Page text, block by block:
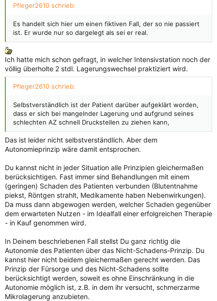
Pfleger2610 schrieb:
Es handelt sich hier um einen fiktiven Fall, der so nie passiert
ist. Er wurde nur so dargelegt als sei er real.
Ich hatte mich schon gefragt, in welcher Intensivstation noch der
völlig überholte 2 stdl. Lagerungswechsel praktiziert wird.
Pfleger2610 schrieb:
Selbstverständlich ist der Patient darüber aufgeklärt worden,
dass er sich bei mangelnder Lagerung und aufgrund seines
schlechten AZ schnell Druckstellen zu ziehen kann,
Das ist leider nicht selbstverständlich. Aber dem
Autonomieprinzip wäre damit entsprochen.
Du kannst nicht in jeder Situation alle Prinzipien gleichermaßen
berücksichtigen. Fast immer sind Behandlungen mit einem
(geringen) Schaden des Patienten verbunden (Blutentnahme
piekst, Röntgen strahlt, Medikamente haben Nebenwirkungen).
Da muss dann abgewogen werden, welcher Schaden gegenüber
dem erwarteten Nutzen - im Idealfall einer erfolgreichen Therapie
- in Kauf genommen wird.
In Deinem beschriebenen Fall stellst Du ganz richtig die
Autonomie des Patienten über das Nicht-Schadens-Prinzip. Du
kannst hier nicht beidem gleichermaßen gerecht werden. Das
Prinzip der Fürsorge und des Nicht-Schadens sollte
berücksichtigt werden, soweit es ohne Einschränkung in die
Autonomie möglich ist, z.B. in dem ihr versucht, schmerzarme
Mikrolagerung anzubieten.